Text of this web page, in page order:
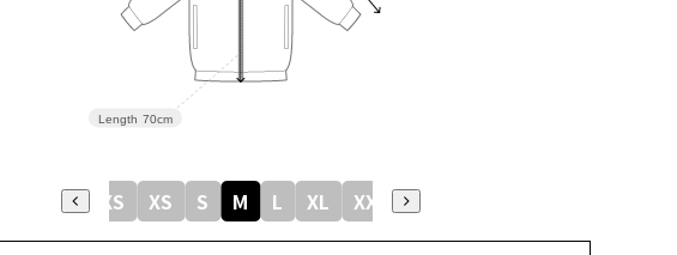
Length 70cm
XXS XS S M L XL XXL